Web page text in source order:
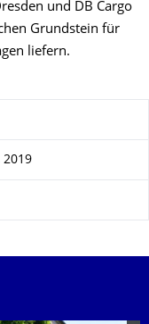
und DB Cargo
Grundstein für
liefern.
2019